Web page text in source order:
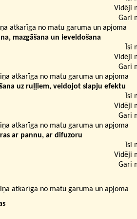
Vidēji
Gari
atkarīga no matu garuma un apjoma
mazgāšana un ieveidošana
Īsi
Vidēji
Gari
atkarīga no matu garuma un apjoma
uz ruļļiem, veidojot slapju efektu
Īsi
Vidēji
Gari
atkarīga no matu garuma un apjoma
ar pannu, ar difuzoru
Īsi
Vidēji
Gari
atkarīga no matu garuma un apjoma